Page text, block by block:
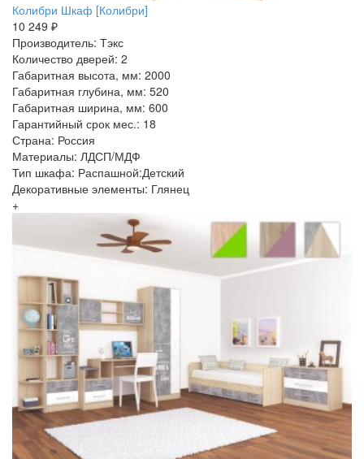
Колибри Шкаф [Колибри]
10 249 ₽
Производитель: Тэкс
Количество дверей: 2
Габаритная высота, мм: 2000
Габаритная глубина, мм: 520
Габаритная ширина, мм: 600
Гарантийный срок мес.: 18
Страна: Россия
Материалы: ЛДСП/МДФ
Тип шкафа: Распашной:Детский
Декоративные элементы: Глянец
+